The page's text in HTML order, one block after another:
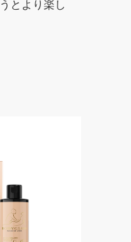
とより楽し